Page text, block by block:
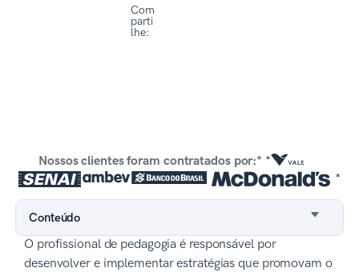
Com
parti
lhe:
Nossos clientes foram contratados por:* *
*
Conteúdo
O profissional de pedagogia é responsável por
desenvolver e implementar estratégias que promovam o